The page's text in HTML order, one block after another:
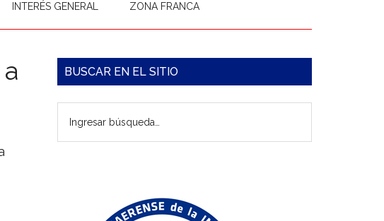
INTERÉS GENERAL ZONA FRANCA
Barra
principal
BUSCAR EN EL SITIO
búsqueda…